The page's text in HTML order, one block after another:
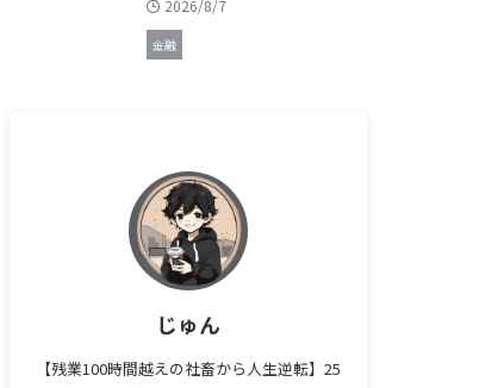
2026/8/7
金融
じゅん
【残業100時間越えの社畜から人生逆転】25